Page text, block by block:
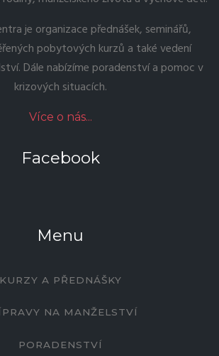
je organizace přednášek, seminářů,
pobytových kurzů a také vedení
Dále nabízíme poradenství a pomoc v
krizových situacích.
Více o nás...
Facebook
Menu
KURZY A PŘEDNÁŠKY
NA MANŽELSTVÍ
PORADENSTVÍ